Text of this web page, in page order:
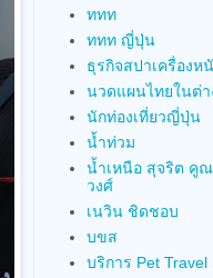
ททท
ททท ญี่ปุ่น
ธุรกิจสปาเครื่องห
นวดแผนไทยในต่า
นักท่องเที่ยวญี่ปุ่น
น้ำท่วม
น้ำเหนือ สุจริต คู
วงศ์
เนวิน ชิดชอบ
บขส
บริการ Pet Travel